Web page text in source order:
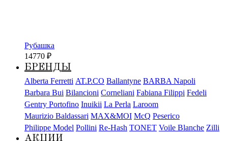
Рубашка
14770 ₽
БРЕНДЫ
Alberta Ferretti AT.P.CO Ballantyne BARBA Napoli
Barbara Bui Bilancioni Corneliani Fabiana Filippi Fedeli
Gentry Portofino Inuikii La Perla Laroom
Maurizio Baldassari MAX&MOI McQ Peserico
Philippe Model Pollini Re-Hash TONET Voile Blanche Zilli
АКЦИИ